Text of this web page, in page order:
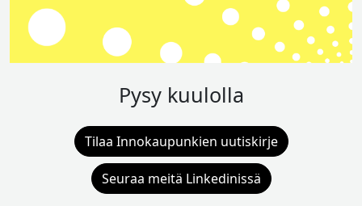
Pysy kuulolla
Tilaa Innokaupunkien uutiskirje
Seuraa meitä Linkedinissä